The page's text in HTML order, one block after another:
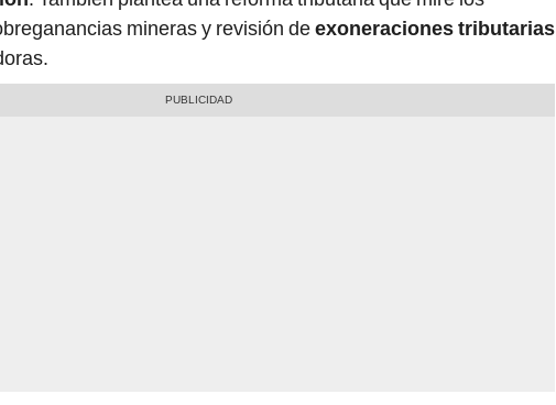
mineras y revisión deexoneraciones tributarias